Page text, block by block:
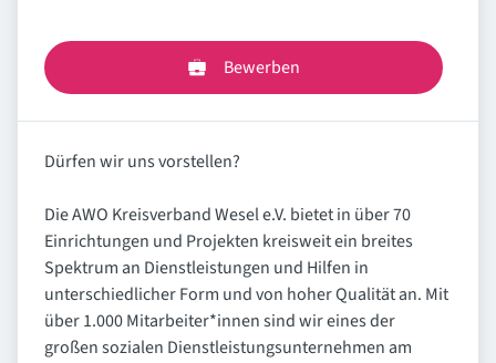
Bewerben
Dürfen wir uns vorstellen?
Die AWO Kreisverband Wesel e.V. bietet in über 70
Einrichtungen und Projekten kreisweit ein breites
Spektrum an Dienstleistungen und Hilfen in
unterschiedlicher Form und von hoher Qualität an. Mit
über 1.000 Mitarbeiter*innen sind wir eines der
großen sozialen Dienstleistungsunternehmen am